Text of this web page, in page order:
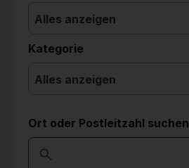
Alles anzeigen
Kategorie
Alles anzeigen
Ort oder Postleitzahl suchen